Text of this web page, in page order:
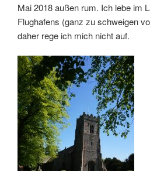
Mai 2018 außen rum. Ich lebe im
Flughafens (ganz zu schweigen
daher rege ich mich nicht auf.